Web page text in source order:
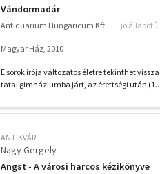
Vándormadár
Antiquarium Hungaricum Kft. jó
Magyar Ház, 2010
E sorok írója változatos életre tekinthet
tatai gimnáziumba járt, az érettségi után (1...
ANTIKVÁR
Nagy Gergely
Angst - A városi harcos kézikönyve